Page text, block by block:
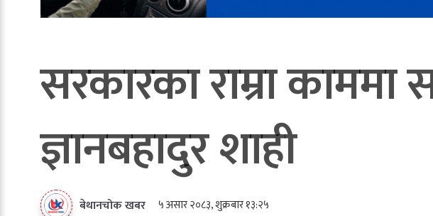
सरकारका राम्रा काममा
ज्ञानबहादुर शाही
बेथानचोक खबर ५ असार २०८३, शुक्रबार १३:२५